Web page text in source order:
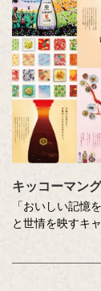
キッコーマン
「おいしい記憶
と世情を映すキ